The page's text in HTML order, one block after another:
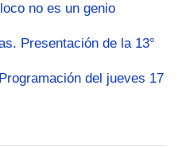
no es un genio
Presentación de la 13°
del jueves 17